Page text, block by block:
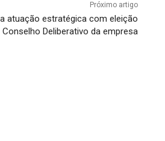
Próximo artigo
atuação estratégica com eleição
Conselho Deliberativo da empresa